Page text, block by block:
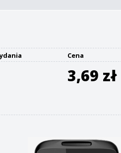
Cena
3,69 zł